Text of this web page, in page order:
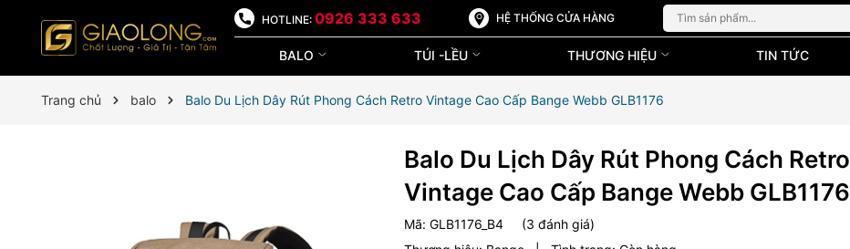
HOTLINE: 0926 333 633 HỆ THỐNG CỬA HÀNG
BALO TÚI -LỀU THƯƠNG HIỆU TIN TỨC
Trang chủ balo Balo Du Lịch Dây Rút Phong Cách Retro Vintage Cao Cấp Bange Webb GLB1176
Balo Du Lịch Dây Rút Phong Cách Retro
Vintage Cao Cấp Bange Webb GLB1176
Mã:GLB1176_B4
(3 đánh giá)